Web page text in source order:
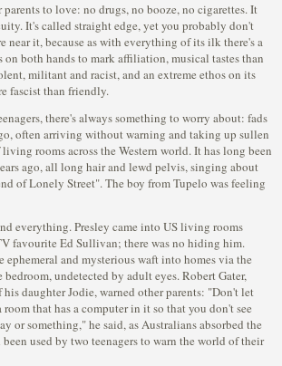
parents to love: no drugs, no booze, no cigarettes. It
It's called straight edge, yet you probably don't
near it, because as with everything of its ilk there's a
both hands to mark affiliation, musical tastes than
militant and racist, and an extreme ethos on its
fascist than friendly.
there's always something to worry about: fads
often arriving without warning and taking up sullen
rooms across the Western world. It has long been
ago, all long hair and lewd pelvis, singing about
of Lonely Street". The boy from Tupelo was feeling
everything. Presley came into US living rooms
favourite Ed Sullivan; there was no hiding him.
ephemeral and mysterious waft into homes via the
undetected by adult eyes. Robert Gater,
daughter Jodie, warned other parents: "Don't let
that has a computer in it so that you don't see
or something," he said, as Australians absorbed the
used by two teenagers to warn the world of their